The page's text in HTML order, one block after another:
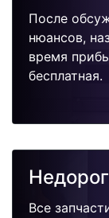
После
нюансов,
время
бесплатная.
Все